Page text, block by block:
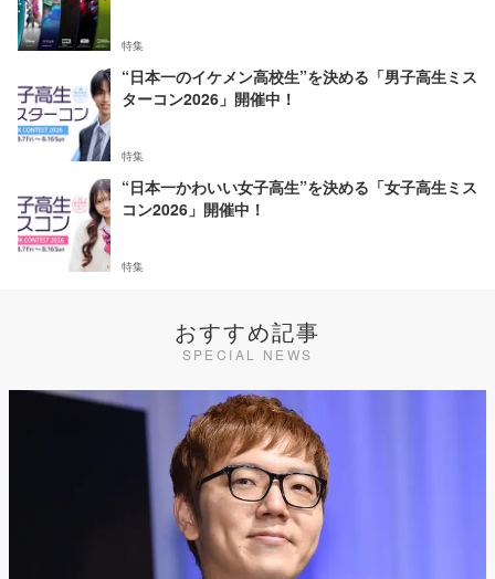
特集
“日本一のイケメン高校生”を決める「男子高生ミス
ターコン2026」開催中！
特集
“日本一かわいい女子高生”を決める「女子高生ミス
コン2026」開催中！
特集
おすすめ記事
SPECIAL NEWS